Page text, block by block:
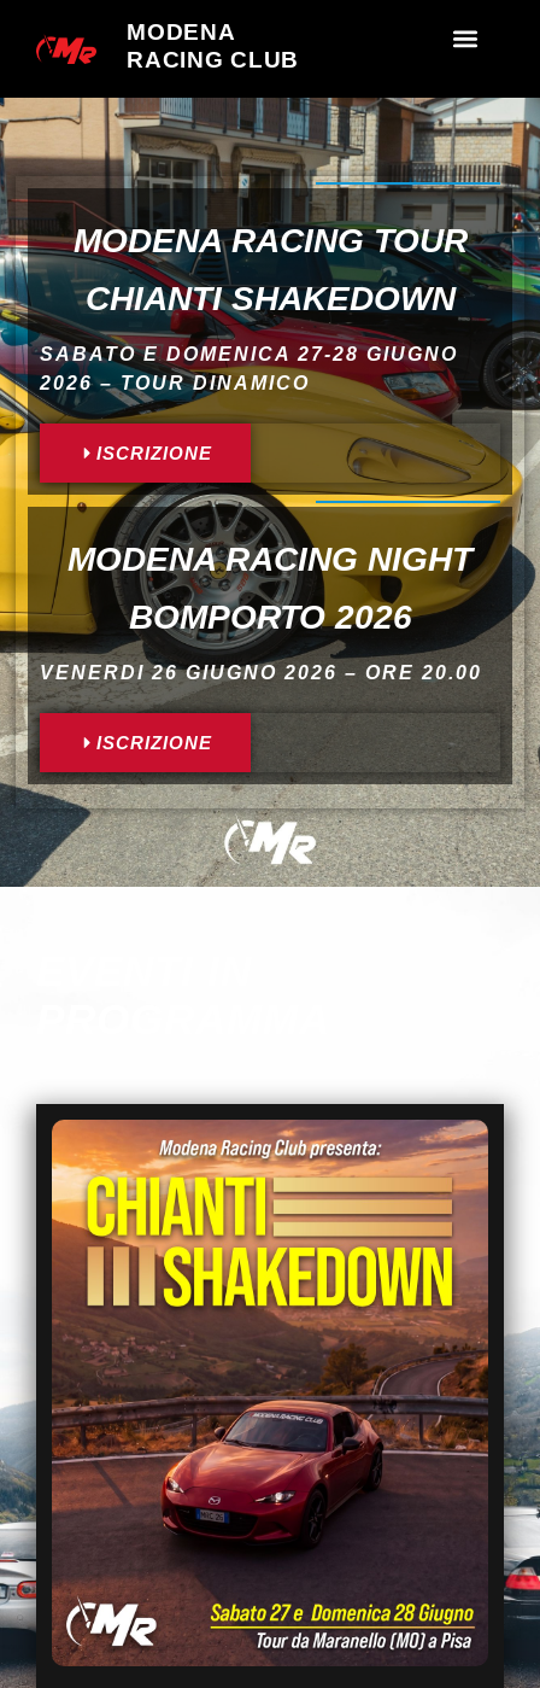
MODENA
RACING CLUB
MODENA RACING TOUR
CHIANTI SHAKEDOWN
SABATO E DOMENICA 27-28 GIUGNO
2026 – TOUR DINAMICO
ISCRIZIONE
MODENA RACING NIGHT
BOMPORTO 2026
VENERDI 26 GIUGNO 2026 – ORE 20.00
ISCRIZIONE